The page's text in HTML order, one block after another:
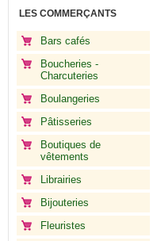
LES COMMERÇANTS
Bars cafés
Boucheries -
Charcuteries
Boulangeries
Pâtisseries
Boutiques de
vêtements
Librairies
Bijouteries
Fleuristes